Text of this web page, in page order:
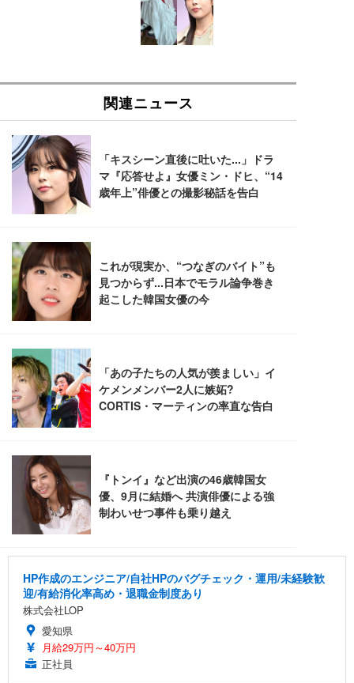
キング pc 事務椅子 360度回転 座面昇降 強化ナイロ
ン樹脂ベース 通気性メッシュ 在宅ワーク H-WY01
(黒網+黒枠+黒足)
SIHOO B100 オフィスチェア／デスクチェア メッシ
ュチェア 人間工学 疲れない ブラック
￥27,999
Sezlife オフィスチェア デスクチェア 疲れない テレ
ワーク チェア 強化バックレスト 30度ロッキング機
能 人間工学 椅子 腰サポート 90度跳ね上げ式アーム
Sezlife オフィスチェア デスクチェア 疲れない テレ
ワーク チェア 強化バックレスト 30度ロッキング機
能 人間工学 椅子 腰サポート 90度跳ね上げ式アーム
レスト 3Dヘッドレスト ハンガー付き 高反発クッシ
￥7,680
ス圧無段階昇降 360度回転 キャスター付き コンパク
ト 幅52×奥行58.5×高さ84～96cm テレワーク 在宅
勤務 ブラック
￥4,139
￥105,595
EV2740X-WT | 27.0型4K UHD・USB Type-C・ホワ
イト
￥109,572
【純正品】27"ゲーミングモニター DualSense 充電
フック付き（CFI-ZDM1J）
【整備済み品】Dell E2724HS 27インチ 液晶モニタ
ー フルHD（1920×1080）VA 非光沢 HDMI/DisplayP
ort/VGA スピーカー内蔵 高さ調整 スイベル VESA対
応 ComfortView ビジネス向け
￥15,800
グモニター QD 24.5インチ 1ms FHD 量子ドット 残
像低減 (3年保証 | 輝点保証 | 日本メーカー)
￥34,980
Amazonベーシック ペットシーツ 厚型 ワイド 42枚
x2袋(84枚) ホワイト(吸収面:ライトブルー)
￥3,234
ネオ・ルーライフ ネオ・オムツ L 中型犬用 26枚入
り 単品
Smart Basic(スマートベーシック) 【Amazon.co.jp
限定】 Smart Basic アイリスオーヤマ ペットシーツ
超厚型 お徳用 ワイド 100枚入 (x 1) (ケース販売)
￥3,670
ュラー 200枚入【Amazon.co.jp限定】
￥3,731
HP作成のエンジニア/自社HPのバグチェック・運用/未経験歓
迎/有給消化率高め・退職金制度あり
株式会社LOP
愛知県
月給29万円～40万円
正社員